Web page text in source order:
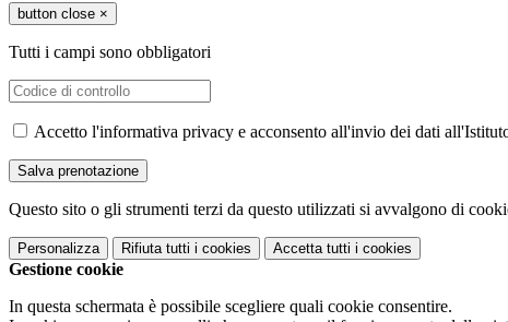
button close ×
Tutti i campi sono obbligatori
Accetto l'informativa privacy e acconsento all'invio dei dati
Questo sito o gli strumenti terzi da questo utilizzati si avvalgono di
Personalizza Rifiuta tutti i cookies Accetta tutti i cookies
Gestione cookie
In questa schermata è possibile scegliere quali cookie consentire.